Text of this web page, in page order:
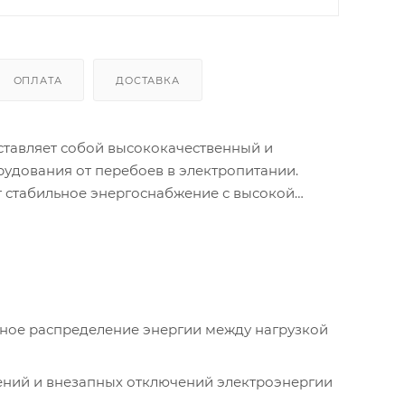
ОПЛАТА ДОСТАВКА
собой высококачественный и
от перебоев в электропитании.
энергоснабжение с высокой
распределение энергии между нагрузкой
и внезапных отключений электроэнергии